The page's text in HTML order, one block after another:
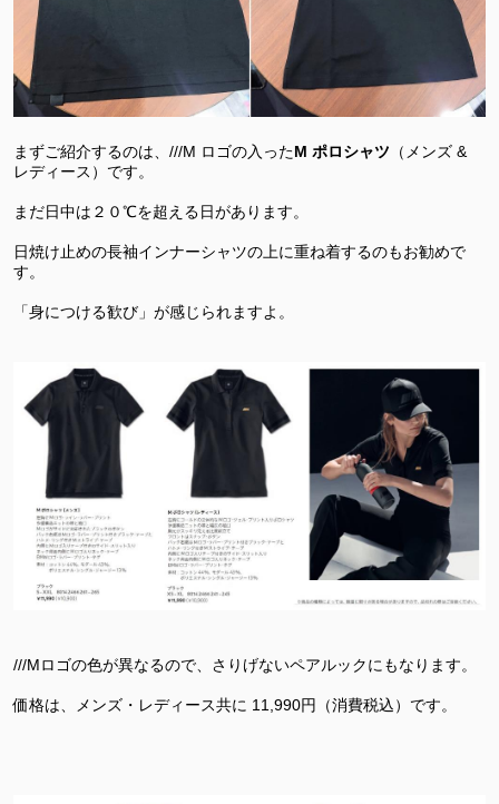
まずご紹介するのは、///M ロゴの入ったM ポロシャツ （メンズ &
レディース）です。
まだ日中は２０℃を超える日があります。
日焼け止めの長袖インナーシャツの上に重ね着するのもお勧めで
す。
「身につける歓び」が感じられますよ。
///Mロゴの色が異なるので、さりげないペアルックにもなります。
価格は、メンズ・レディース共に 11,990円（消費税込）です。